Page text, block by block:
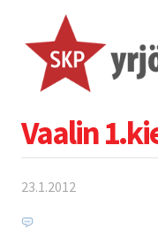
Vaalin
23.1.2012